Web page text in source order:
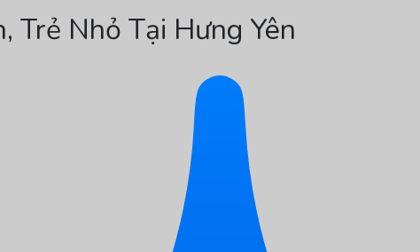
Trẻ Nhỏ Tại Hưng Yên